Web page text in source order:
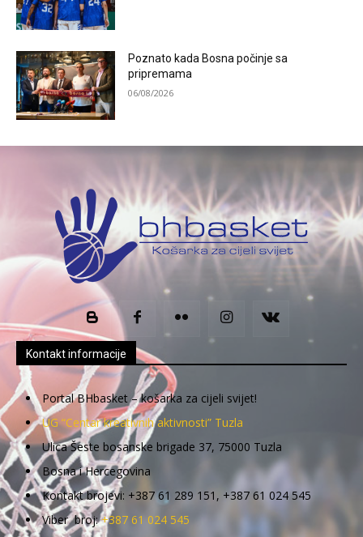
Poznato kada Bosna počinje sa
pripremama
06/08/2026
Kontakt informacije
Portal BHbasket – košarka za cijeli svijet!
UG “Centar kreativnih aktivnosti” Tuzla
Ulica Šeste bosanske brigade 37, 75000 Tuzla
Bosna i Hercegovina
Kontakt brojevi: +387 61 289 151, +387 61 024 545
Viber broj:+387 61 024 545